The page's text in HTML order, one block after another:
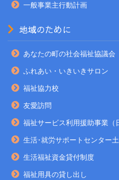
一般事業主行動計画
地域のために
あなたの町の社会福祉協議会
ふれあい・いきいきサロン
福祉協力校
友愛訪問
福祉サービス利用援助事業（
生活･就労サポートセンター
生活福祉資金貸付制度
福祉用具の貸し出し